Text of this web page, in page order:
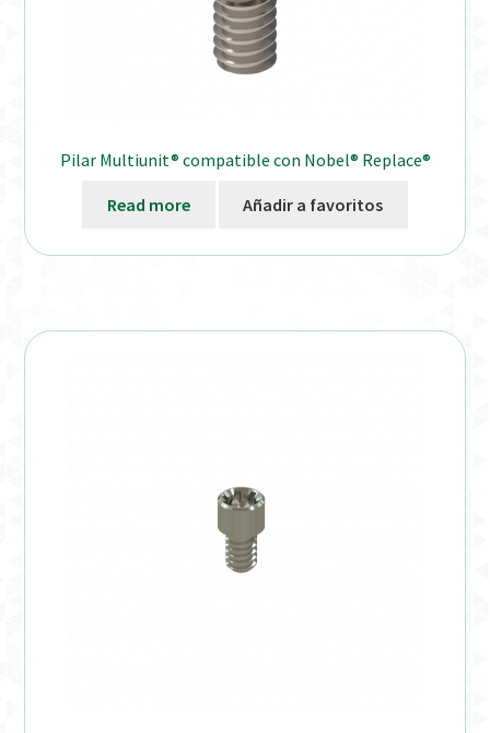
Pilar Multiunit® compatible con Nobel® Replace®
Read more Añadir a favoritos